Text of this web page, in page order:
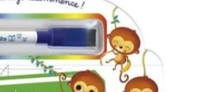
à la liste
de
souhaits